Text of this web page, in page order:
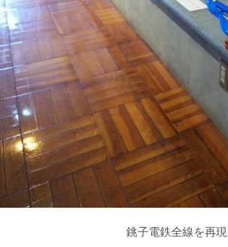
銚子電鉄全線を再現